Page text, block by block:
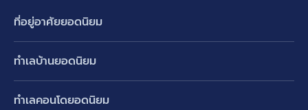
ที่อยู่อาศัยยอดนิยม
ทาวน์เฮ้าส์ ทาวน์โฮม
ทำเลบ้านยอดนิยม
ทำเลคอนโดยอดนิยม